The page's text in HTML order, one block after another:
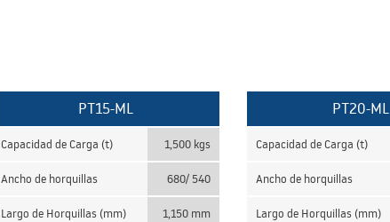
PT15-ML
Capacidad de Carga (t) 1,500 kgs
Ancho de horquillas 680/ 540
Largo de Horquillas (mm) 1,150 mm
PT20-ML
Capacidad de Carga (t)
Ancho de horquillas
Largo de Horquillas (mm)